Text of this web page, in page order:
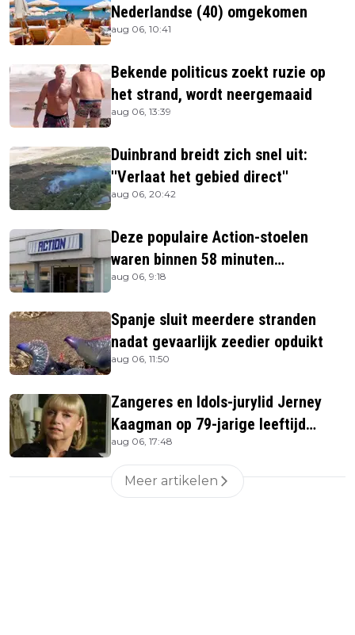
Nederlandse (40) omgekomen
aug 06, 10:41
Bekende politicus zoekt ruzie op
het strand, wordt neergemaaid
aug 06, 13:39
Duinbrand breidt zich snel uit:
''Verlaat het gebied direct''
aug 06, 20:42
Deze populaire Action-stoelen
waren binnen 58 minuten
uitverkocht zijn vandaag weer te
aug 06, 9:18
Spanje sluit meerdere stranden
nadat gevaarlijk zeedier opduikt
aug 06, 11:50
Zangeres en Idols-jurylid Jerney
Kaagman op 79-jarige leeftijd
overleden
aug 06, 17:48
Meer artikelen